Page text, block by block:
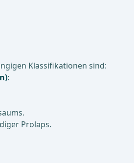
Klassifikationen sind:
:
Prolaps.